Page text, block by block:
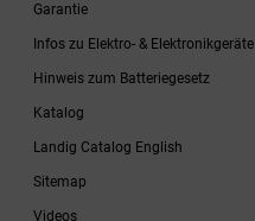
Garantie
Infos zu Elektro- & Elektronikgeräte
Hinweis zum Batteriegesetz
Katalog
Landig Catalog English
Sitemap
Videos